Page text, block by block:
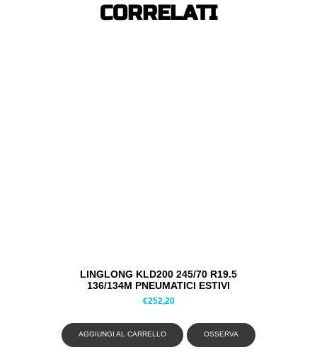
CORRELATI
LINGLONG KLD200 245/70 R19.5
136/134M PNEUMATICI ESTIVI
€252,20
AGGIUNGI AL CARRELLO OSSERVA